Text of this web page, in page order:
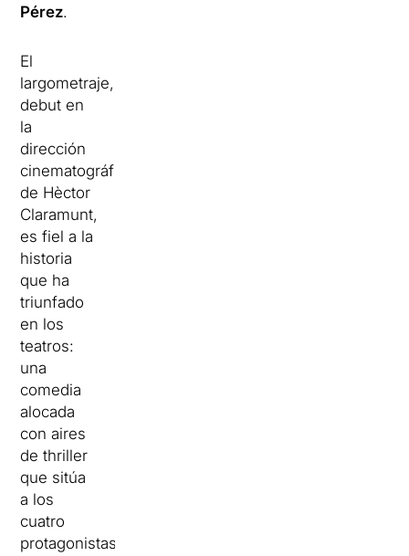
Pérez.
El
largometraje,
debut en
la
dirección
cinematográfica
de Hèctor
Claramunt,
es fiel a la
historia
que ha
triunfado
en los
teatros:
una
comedia
alocada
con aires
de thriller
que sitúa
a los
cuatro
protagonistas